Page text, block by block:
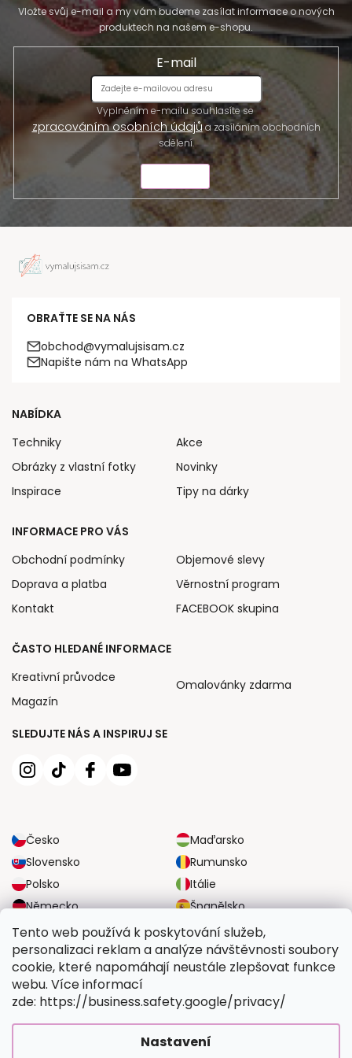
Tento web používá k poskytování služeb,
personalizaci reklam a analýze návštěvnosti soubory
cookie, které napomáhají neustále zlepšovat funkce
webu. Více informací
zde: https://business.safety.google/privacy/
Nastavení
Vložte svůj e-mail a my vám budeme zasílat informace o nových
produktech na našem e-shopu.
E-mail
Vyplněním e-mailu souhlasíte se
zpracováním osobních údajůa zasíláním obchodních
sdělení.
OBRAŤTE SE NA NÁS
obchod@vymalujsisam.cz
Napište nám na WhatsApp
SLEDUJTE NÁS A INSPIRUJ SE
Česko
Maďarsko
Slovensko
Rumunsko
Polsko
Itálie
Německo
Španělsko
Velká Británie
Rakousko
NABÍDKA
Techniky
Obrázky z vlastní fotky
Inspirace
Akce
Novinky
Tipy na dárky
INFORMACE PRO VÁS
Obchodní podmínky
Doprava a platba
Kontakt
Objemové slevy
Věrnostní program
FACEBOOK skupina
ČASTO HLEDANÉ INFORMACE
Kreativní průvodce
Magazín
Omalovánky zdarma
SPOLEHLIVÉ MOŽNOSTI DOPRAVY
BEZPEČNÉ MOŽNOSTI PLATBY